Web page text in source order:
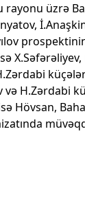
üzrə
və H.Zərdabi
Hövsan,